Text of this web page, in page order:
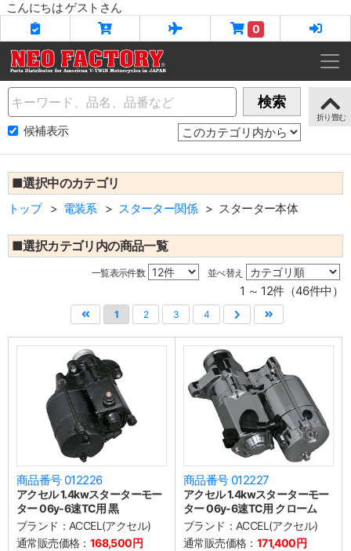
こんにちは ゲストさん
0
Name 検索
候補表示
■選択中のカテゴリ
トップ 電装系 スターター関係 スターター本体
■選択カテゴリ内の商品一覧
一覧表示件数 並べ替え
1 ～ 12件（46件中）
1 2 3 4
商品番号 012226
アクセル 1.4kwスターターモー
ター 06y-6速TC用 黒
ブランド： ACCEL(アクセル)
通常販売価格： 168,500円
商品番号 012227
アクセル 1.4kwスターターモー
ター 06y-6速TC用 クローム
ブランド： ACCEL(アクセル)
通常販売価格： 171,400円